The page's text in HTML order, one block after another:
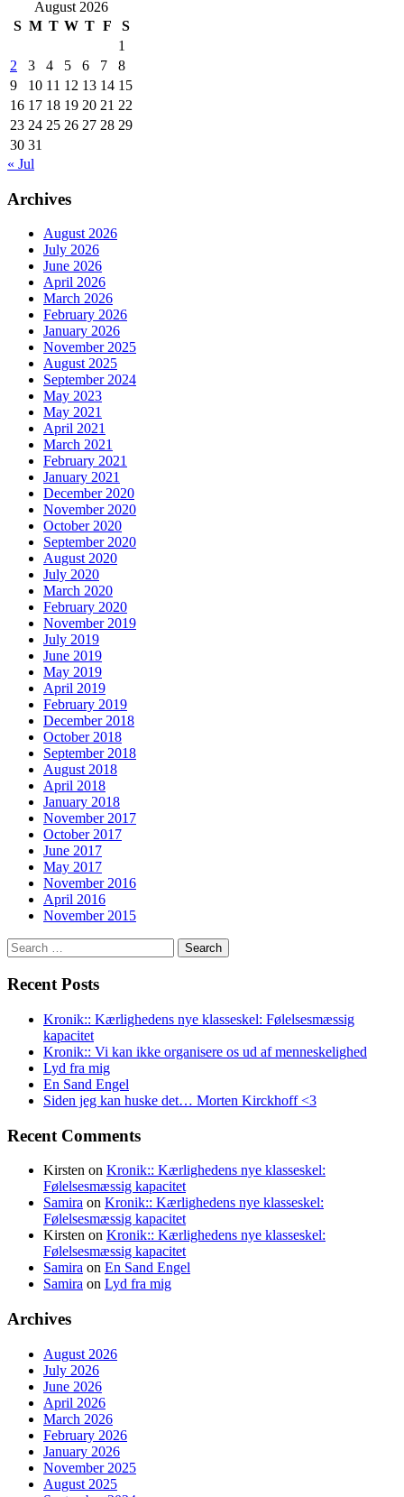
August 2026
S M T W T F
S
1
2
3 4 5 6 7
8
9
10 11 12 13 14 15
16 17 18 19 20 21 22
23 24 25 26 27 28 29
30 31
« Jul
Archives
August 2026
July 2026
June 2026
April 2026
March 2026
February 2026
January 2026
November 2025
August 2025
September 2024
May 2023
May 2021
April 2021
March 2021
February 2021
January 2021
December 2020
November 2020
October 2020
September 2020
August 2020
July 2020
March 2020
February 2020
November 2019
July 2019
June 2019
May 2019
April 2019
February 2019
December 2018
October 2018
September 2018
August 2018
April 2018
January 2018
November 2017
October 2017
June 2017
May 2017
November 2016
April 2016
November 2015
Search
for:
Recent Posts
Kronik:: Kærlighedens nye klasseskel: Følelsesmæssig
kapacitet
Kronik:: Vi kan ikke organisere os ud af menneskelighed
Lyd fra mig
En Sand Engel
Siden jeg kan huske det… Morten Kirckhoff <3
Recent Comments
Kirsten on Kronik:: Kærlighedens nye klasseskel:
Følelsesmæssig kapacitet
Samira on Kronik:: Kærlighedens nye klasseskel:
Følelsesmæssig kapacitet
Kirsten on Kronik:: Kærlighedens nye klasseskel:
Følelsesmæssig kapacitet
Samira on En Sand Engel
Samira on Lyd fra mig
Archives
August 2026
July 2026
June 2026
April 2026
March 2026
February 2026
January 2026
November 2025
August 2025